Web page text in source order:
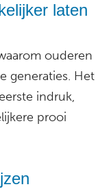
laten
ouderen
generaties. Het
indruk,
prooi